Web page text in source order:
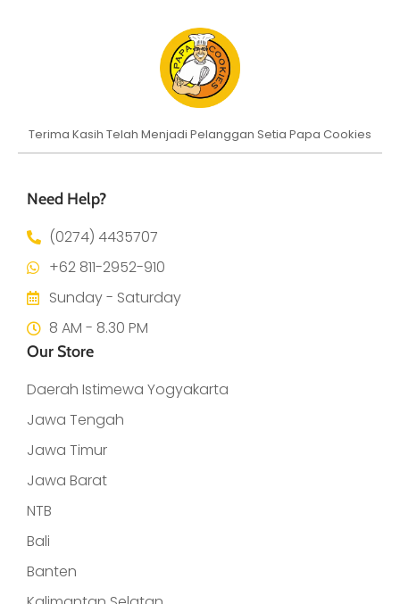
Need Help?
(0274) 4435707
+62 811-2952-910
Sunday - Saturday
8 AM - 8.30 PM
Terima Kasih Telah Menjadi Pelanggan Setia Papa Cookies
Our Store
Daerah Istimewa Yogyakarta
Jawa Tengah
Jawa Timur
Jawa Barat
NTB
Bali
Banten